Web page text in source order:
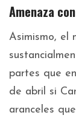
Amenaza
Asimismo, el
partes que
de abril si
aranceles